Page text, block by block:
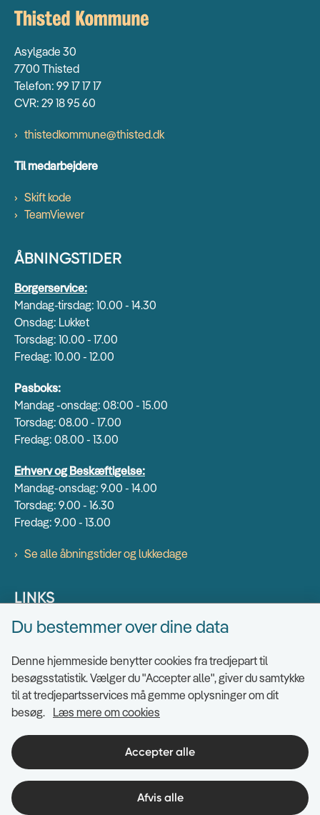
Asylgade 30
7700 Thisted
Telefon: 99 17 17 17
CVR: 29 18 95 60
thistedkommune@thisted.dk
Til medarbejdere
Skift kode
TeamViewer
ÅBNINGSTIDER
Borgerservice:
Mandag-tirsdag: 10.00 - 14.30
Onsdag: Lukket
Torsdag: 10.00 - 17.00
Fredag: 10.00 - 12.00
Pasboks:
Mandag -onsdag: 08:00 - 15.00
Torsdag: 08.00 - 17.00
Fredag: 08.00 - 13.00
Erhverv og Beskæftigelse:
Mandag-onsdag: 9.00 - 14.00
Torsdag: 9.00 - 16.30
Fredag: 9.00 - 13.00
Se alle åbningstider og lukkedage
LINKS
Find EAN numre
Send sikkert
Tilgængelighedserklæring
Cookies
Ris og ros til hjemmesiden
Indsigt i datahåndtering
Du bestemmer over dine data
Denne hjemmeside benytter cookies fra tredjepart til
besøgsstatistik. Vælger du "Accepter alle", giver du samtykke
til at tredjepartsservices må gemme oplysninger om dit
besøg. Læs mere om cookies
Accepter alle
Afvis alle